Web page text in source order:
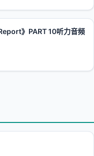
》PART 10听力音频